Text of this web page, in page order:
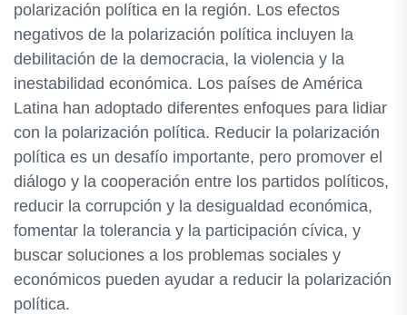
polarización política en la región. Los efectos
negativos de la polarización política incluyen la
debilitación de la democracia, la violencia y la
inestabilidad económica. Los países de América
Latina han adoptado diferentes enfoques para lidiar
con la polarización política. Reducir la polarización
política es un desafío importante, pero promover el
diálogo y la cooperación entre los partidos políticos,
reducir la corrupción y la desigualdad económica,
fomentar la tolerancia y la participación cívica, y
buscar soluciones a los problemas sociales y
económicos pueden ayudar a reducir la polarización
política.